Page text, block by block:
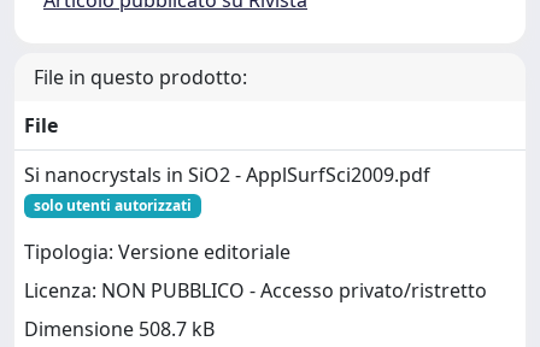
File in questo prodotto:
File
Si nanocrystals in SiO2 - ApplSurfSci2009.pdf
solo utenti autorizzati
Tipologia: Versione editoriale
Licenza: NON PUBBLICO - Accesso privato/ristretto
Dimensione 508.7 kB